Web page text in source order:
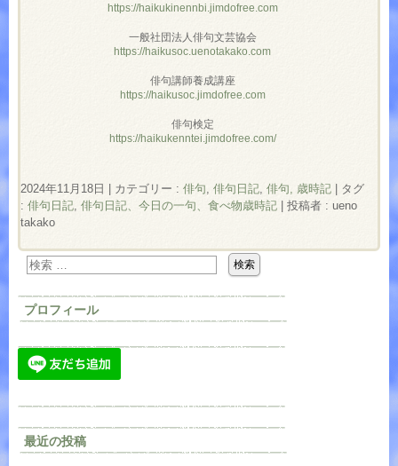
https://haikukinennbi.jimdofree.com
一般社団法人俳句文芸協会
https://haikusoc.uenotakako.com
俳句講師養成講座
https://haikusoc.jimdofree.com
俳句検定
https://haikukenntei.jimdofree.com/
2024年11月18日 カテゴリー : 俳句, 俳句日記, 俳句, 歳時記
タグ
: 俳句日記, 俳句日記、今日の一句、食べ物歳時記
投稿者 : ueno
takako
プロフィール
最近の投稿